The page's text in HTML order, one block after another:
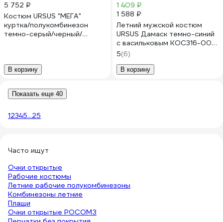
5 752 ₽
Костюм URSUS "МЕГА"
куртка/полукомбинезон
темно-серый/черный/
170-176
В корзину
1 409 ₽
1 588 ₽
Летний мужской костюм
URSUS Дамаск темно-синий
с васильковым КОС316-002;
52-54, 170-176
5(6)
В корзину
Показать еще 40
12345...25
Часто ищут
Очки открытые
Рабочие костюмы
Летние рабочие полукомбинезоны
Комбинезоны летние
Плащи
Очки открытые РОСОМЗ